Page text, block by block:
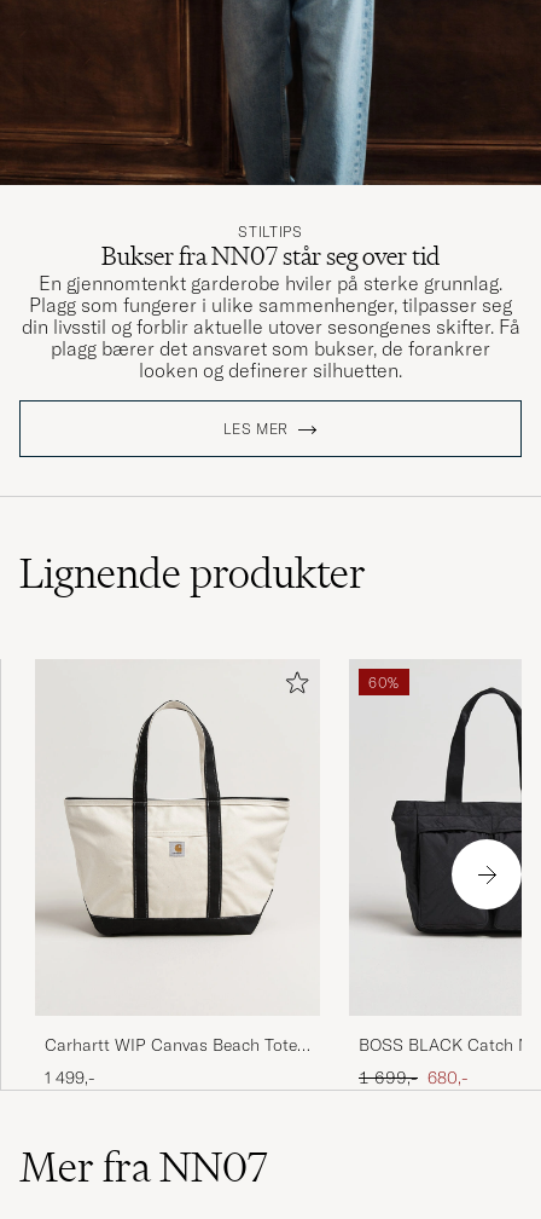
STILTIPS
Bukser fra NN07 står seg over tid
En gjennomtenkt garderobe hviler på sterke grunnlag.
Plagg som fungerer i ulike sammenhenger, tilpasser seg
din livsstil og forblir aktuelle utover sesongenes skifter. Få
plagg bærer det ansvaret som bukser, de forankrer
looken og definerer silhuetten.
LES MER
Lignendeprodukter
Carhartt WIP Canvas Beach Tote
Natural/Black
1 499,-
60%
BOSS BLACK Catch
Bag Black
Ordinær pris
1 699,- Nedsatt pris
680,-
Mer fra NN07